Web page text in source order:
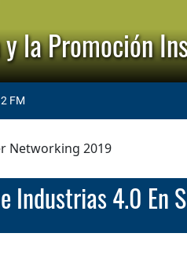
la Promoción
FM
Networking 2019
Industrias 4.0